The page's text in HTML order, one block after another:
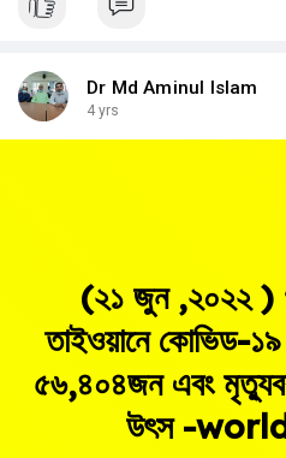
modo multiplayer onl
Dr Md Aminul Islam
4 yrs
(২১ জুন ,২০২২ )
তাইওয়ানে কোভিড-
৫৬,৪০৪জন এবং
উৎস -